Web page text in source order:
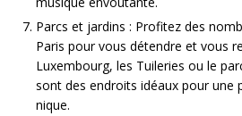
Parcs et jardins : Profitez des
Paris pour vous détendre et vous
Luxembourg, les Tuileries ou le
sont des endroits idéaux pour une
nique.